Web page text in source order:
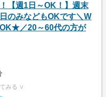
【週1日～OK！】週末
のみなどもOKです＼W
／20～60代の方が
みる ∨